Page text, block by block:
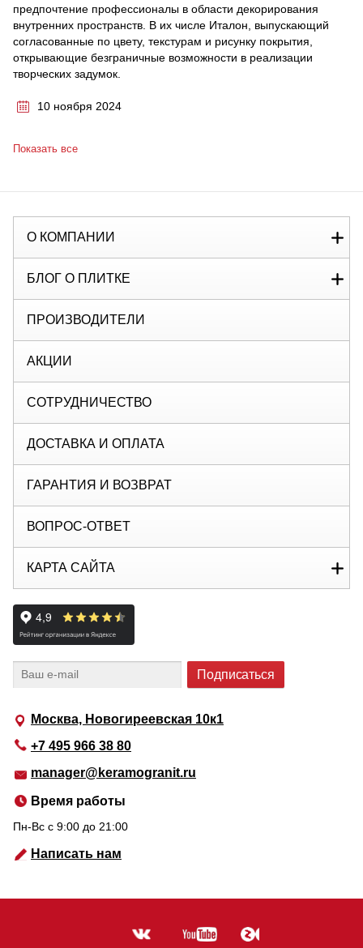
предпочтение профессионалы в области декорирования
внутренних пространств. В их числе Италон, выпускающий
согласованные по цвету, текстурам и рисунку покрытия,
открывающие безграничные возможности в реализации
творческих задумок.
10 ноября 2024
Показать все
Москва, Новогиреевская 10к1
+7 495 966 38 80
manager@keramogranit.ru
Время работы
Пн-Вс c 9:00 до 21:00
Написать нам
О КОМПАНИИ
БЛОГ О ПЛИТКЕ
ПРОИЗВОДИТЕЛИ
АКЦИИ
СОТРУДНИЧЕСТВО
ДОСТАВКА И ОПЛАТА
ГАРАНТИЯ И ВОЗВРАТ
ВОПРОС-ОТВЕТ
КАРТА САЙТА